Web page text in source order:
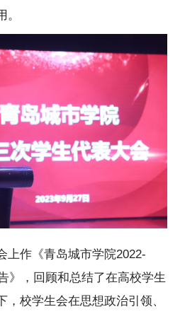
作《青岛城市学院2022-
》，回顾和总结了在高校学生
校学生会在思想政治引领、